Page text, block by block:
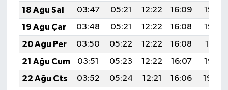
18 Ağu Sal
03:47 05:21 12:22 16:09
19:14
19 Ağu Çar
03:48 05:21 12:22 16:08
19:13
20 Ağu Per
03:50 05:22 12:22 16:08
19:11
21 Ağu Cum
03:51 05:23 12:22 16:07
19:10
22 Ağu Cts
03:52 05:24 12:21 16:06
19:08
SÜRMANŞET
Susurluk
TARİHTE BUGÜN